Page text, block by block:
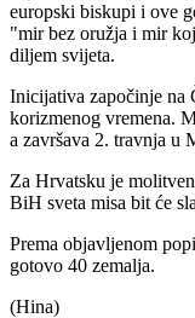
europski biskupi i ove
"mir bez oružja i mir
diljem svijeta.
Inicijativa započinje na
korizmenog vremena.
a završava 2. travnja u
Za Hrvatsku je
BiH sveta misa bit će
Prema objavljenom
gotovo 40 zemalja.
(Hina)